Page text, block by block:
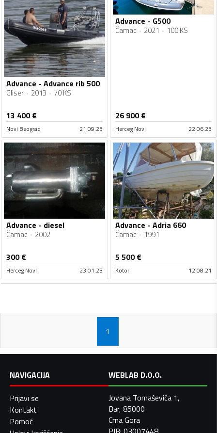
Advance - Advance rib 500
Gliser 2013 70 KS
13 400€
Novi Beograd 21.09.23
Advance - G500
Čamac 2021 100 KS
26 900€
Herceg Novi 22.06.23
Advance - diesel
Čamac 2002
300€
Herceg Novi 23.01.23
Advance - Adria 660
Čamac 1991
5 500€
Kotor 12.08.21
1
NAVIGACIJA
Prijavi se
Kontakt
Pomoć
WEBLAB D.O.O.
Jovana Tomaševića 1,
Bar, 85000
Crna Gora